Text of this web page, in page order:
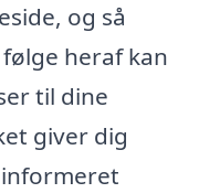
og så
heraf kan
til dine
giver dig